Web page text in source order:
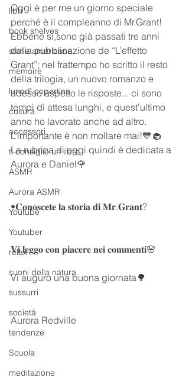
libri
book shelves
storie americane
memoire
lunedì copertina
cultura
accessori
ti consiglio un libro
ASMR
Aurora ASMR
Youtube
Youtuber
relax
suoni della natura
sussurri
società
tendenze
Scuola
meditazione
Oggi è per me un giorno speciale
perché è il compleanno di Mr.Grant!
Ebbene sì,sono già passati tre anni
dalla pubblicazione de “L’effetto
Grant”; nel frattempo ho scritto il resto
della trilogia, un nuovo romanzo e
adesso aspetto le risposte... ci sono
tempi di attesa lunghi, e quest’ultimo
anno ho lavorato anche ad altro.
L’importante è non mollare mai!💙🧁
La rubrica di oggi quindi è dedicata a
Aurora e Daniel🌹
•𝐂𝐨𝐧𝐨𝐬𝐜𝐞𝐭𝐞 𝐥𝐚 𝐬𝐭𝐨𝐫𝐢𝐚 𝐝𝐢 𝐌𝐫.𝐆𝐫𝐚𝐧𝐭?
𝐕𝐢 𝐥𝐞𝐠𝐠𝐨 𝐜𝐨𝐧 𝐩𝐢𝐚𝐜𝐞𝐫𝐞 𝐧𝐞𝐢 𝐜𝐨𝐦𝐦𝐞𝐧𝐭𝐢🌸
Vi auguro una buona giornata🌳
Aurora Redville